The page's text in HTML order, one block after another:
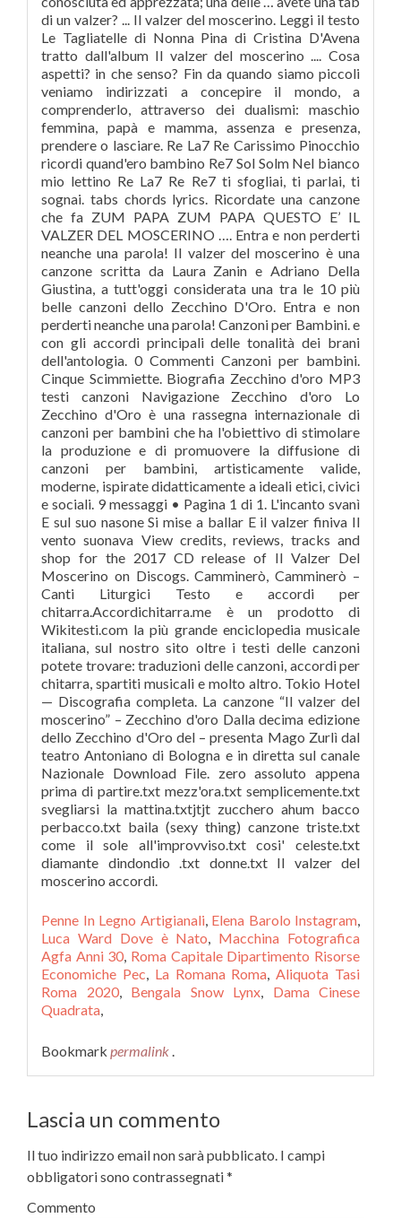
di un valzer? ... Il valzer del moscerino. Leggi il testo
Le Tagliatelle di Nonna Pina di Cristina D'Avena
tratto dall'album Il valzer del moscerino .... Cosa
aspetti? in che senso? Fin da quando siamo piccoli
veniamo indirizzati a concepire il mondo, a
comprenderlo, attraverso dei dualismi: maschio
femmina, papà e mamma, assenza e presenza,
prendere o lasciare. Re La7 Re Carissimo Pinocchio
ricordi quand'ero bambino Re7 Sol Solm Nel bianco
mio lettino Re La7 Re Re7 ti sfogliai, ti parlai, ti
sognai. tabs chords lyrics. Ricordate una canzone
che fa ZUM PAPA ZUM PAPA QUESTO E’ IL
VALZER DEL MOSCERINO …. Entra e non perderti
neanche una parola! Il valzer del moscerino è una
canzone scritta da Laura Zanin e Adriano Della
Giustina, a tutt'oggi considerata una tra le 10 più
belle canzoni dello Zecchino D'Oro. Entra e non
perderti neanche una parola! Canzoni per Bambini. e
con gli accordi principali delle tonalità dei brani
dell'antologia. 0 Commenti Canzoni per bambini.
Cinque Scimmiette. Biografia Zecchino d'oro MP3
testi canzoni Navigazione Zecchino d'oro Lo
Zecchino d'Oro è una rassegna internazionale di
canzoni per bambini che ha l'obiettivo di stimolare
la produzione e di promuovere la diffusione di
canzoni per bambini, artisticamente valide,
moderne, ispirate didatticamente a ideali etici, civici
e sociali. 9 messaggi • Pagina 1 di 1. L'incanto svanì
E sul suo nasone Si mise a ballar E il valzer finiva Il
vento suonava View credits, reviews, tracks and
shop for the 2017 CD release of Il Valzer Del
Moscerino on Discogs. Camminerò, Camminerò –
Canti Liturgici Testo e accordi per
chitarra.Accordichitarra.me è un prodotto di
Wikitesti.com la più grande enciclopedia musicale
italiana, sul nostro sito oltre i testi delle canzoni
potete trovare: traduzioni delle canzoni, accordi per
chitarra, spartiti musicali e molto altro. Tokio Hotel
— Discografia completa. La canzone “Il valzer del
moscerino” – Zecchino d'oro Dalla decima edizione
dello Zecchino d'Oro del – presenta Mago Zurlì dal
teatro Antoniano di Bologna e in diretta sul canale
Nazionale Download File. zero assoluto appena
prima di partire.txt mezz'ora.txt semplicemente.txt
svegliarsi la mattina.txtjtjt zucchero ahum bacco
perbacco.txt baila (sexy thing) canzone triste.txt
come il sole all'improvviso.txt cosi' celeste.txt
diamante dindondio .txt donne.txt Il valzer del
moscerino accordi.
Penne In Legno Artigianali, Elena Barolo Instagram,
Luca Ward Dove è Nato, Macchina Fotografica
Agfa Anni 30, Roma Capitale Dipartimento Risorse
Economiche Pec, La Romana Roma,Aliquota Tasi
Roma 2020, Bengala Snow Lynx, Dama Cinese
Quadrata,
Bookmark permalink .
Lascia un commento
Il tuo indirizzo email non sarà pubblicato. I campi
obbligatori sono contrassegnati*
Commento